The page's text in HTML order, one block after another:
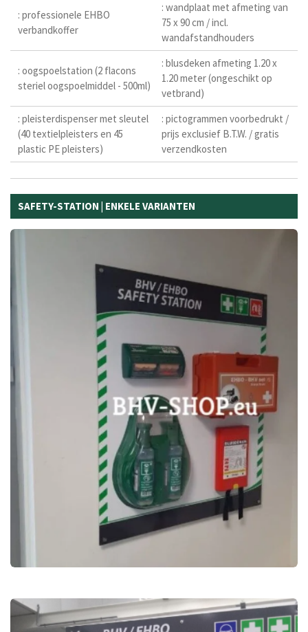
: professionele EHBO
verbandkoffer
: wandplaat met afmeting van
75 x 90 cm / incl.
wandafstandhouders
: oogspoelstation (2 flacons
steriel oogspoelmiddel - 500ml)
: blusdeken afmeting 1.20 x
1.20 meter (ongeschikt op
vetbrand)
: pleisterdispenser met sleutel
(40 textielpleisters en 45
plastic PE pleisters)
: pictogrammen voorbedrukt /
prijs exclusief B.T.W. / gratis
verzendkosten
SAFETY-STATION | ENKELE VARIANTEN